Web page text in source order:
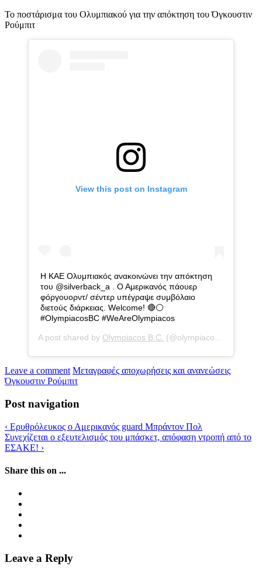
Το ποστάρισμα του Ολυμπιακού για την απόκτηση του Όγκουστιν
Ρούμπιτ
View this post on Instagram
Η ΚΑΕ Ολυμπιακός ανακοινώνει την απόκτηση
του @silverback_a . Ο Αμερικανός πάουερ
φόργουορντ/ σέντερ υπέγραψε συμβόλαιο
διετούς διάρκειας. Welcome! 🔴⚪️
#OlympiacosBC #WeAreOlympiacos
A post shared by Olympiacos B.C. (@olympiacosbc) on
Leave a comment Μεταγραφές αποχωρήσεις και ανανεώσεις
Όγκουστιν Ρούμπιτ
Post navigation
‹ Ερυθρόλευκος ο Αμερικανός guard Μπράντον Πολ
Συνεχίζεται ο εξευτελισμός του μπάσκετ, απόφαση ντροπή από το
ΕΣΑΚΕ! ›
Share this on ...
Leave a Reply